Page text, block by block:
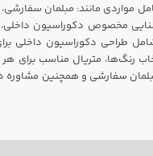
مانند: مبلمان
مخصوص دکوراسیون داخلی،
طراحی دکوراسیون داخلی برای
رنگ‌ها، متریال مناسب برای
سفارشی و همچنین مشاوره